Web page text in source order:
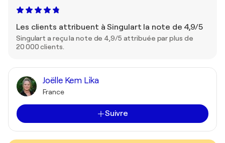
Les clients attribuent à Singulart la note de 4,9/5
Singulart a reçu la note de 4,9/5 attribuée par plus de
20 000 clients.
Joëlle Kem Lika
France
Suivre